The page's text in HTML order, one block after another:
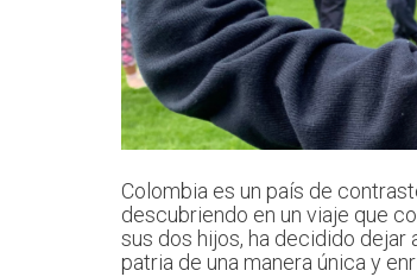
Colombia es un país de
descubriendo en un viaje que
sus dos hijos, ha decidido
patria de una manera única y